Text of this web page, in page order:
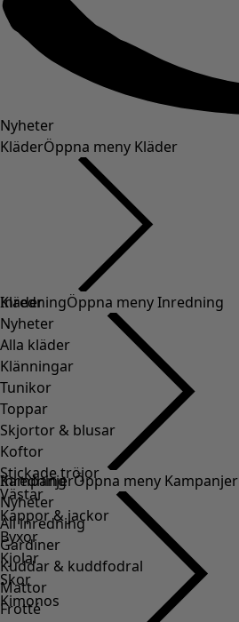
Nyheter
KläderÖppna meny Kläder
Kläder
Nyheter
Alla kläder
Klänningar
Tunikor
Toppar
Skjortor & blusar
Koftor
Stickade tröjor
Västar
Kappor & jackor
Byxor
Kjolar
Skor
Kimonos
InredningÖppna meny Inredning
Inredning
Nyheter
All inredning
Gardiner
Kuddar & kuddfodral
Mattor
Frotté
KampanjerÖppna meny Kampanjer